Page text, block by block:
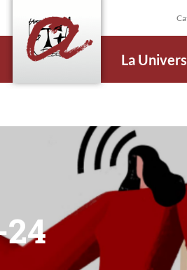
La